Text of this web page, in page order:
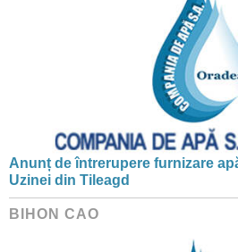
Anunț de întrerupere furnizare
Uzinei din Tileagd
BIHON CAO